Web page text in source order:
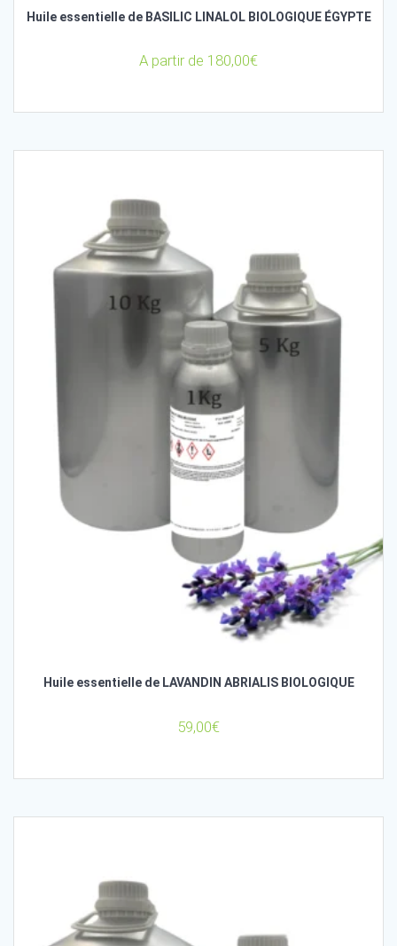
Huile essentielle de BASILIC LINALOL BIOLOGIQUE ÉGYPTE
A partir de 180,00€
Huile essentielle de LAVANDIN ABRIALIS BIOLOGIQUE
59,00€